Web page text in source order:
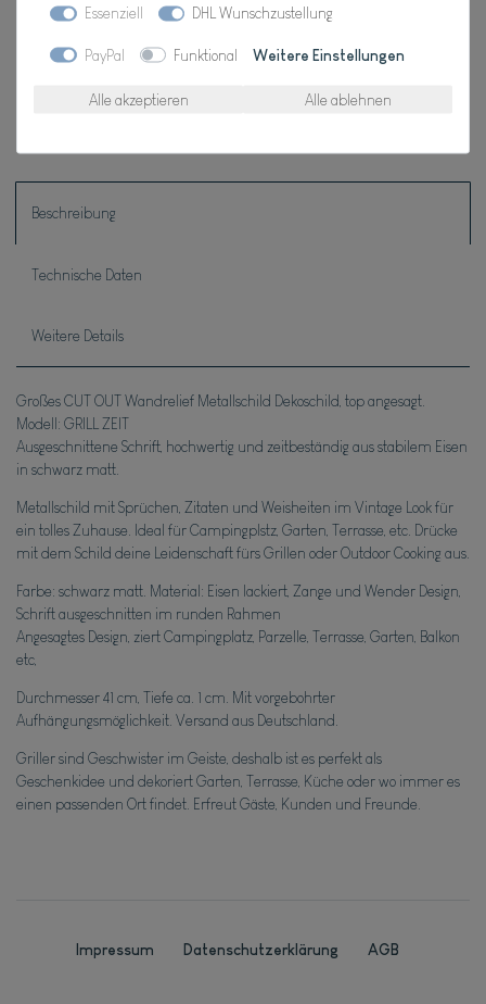
Wunschliste
Beschreibung
Technische Daten
Weitere Details
Großes CUT OUT Wandrelief Metallschild Dekoschild, top angesagt.
Modell: GRILL ZEIT
Ausgeschnittene Schrift, hochwertig und zeitbeständig aus stabilem Eisen
in schwarz matt.
Metallschild mit Sprüchen, Zitaten und Weisheiten im Vintage Look für
ein tolles Zuhause. Ideal für Campingplstz, Garten, Terrasse, etc. Drücke
mit dem Schild deine Leidenschaft fürs Grillen oder Outdoor Cooking aus.
Farbe: schwarz matt. Material: Eisen lackiert, Zange und Wender Design,
Schrift ausgeschnitten im runden Rahmen
Angesagtes Design, ziert Campingplatz, Parzelle, Terrasse, Garten, Balkon
etc,
Durchmesser 41 cm, Tiefe ca. 1 cm. Mit vorgebohrter
Aufhängungsmöglichkeit. Versand aus Deutschland.
Griller sind Geschwister im Geiste, deshalb ist es perfekt als
Geschenkidee und dekoriert Garten, Terrasse, Küche oder wo immer es
einen passenden Ort findet. Erfreut Gäste, Kunden und Freunde.
Essenziell DHL Wunschzustellung
PayPal Funktional Weitere Einstellungen
Alle akzeptieren Alle ablehnen
Impressum Daten­schutz­erklärung AGB